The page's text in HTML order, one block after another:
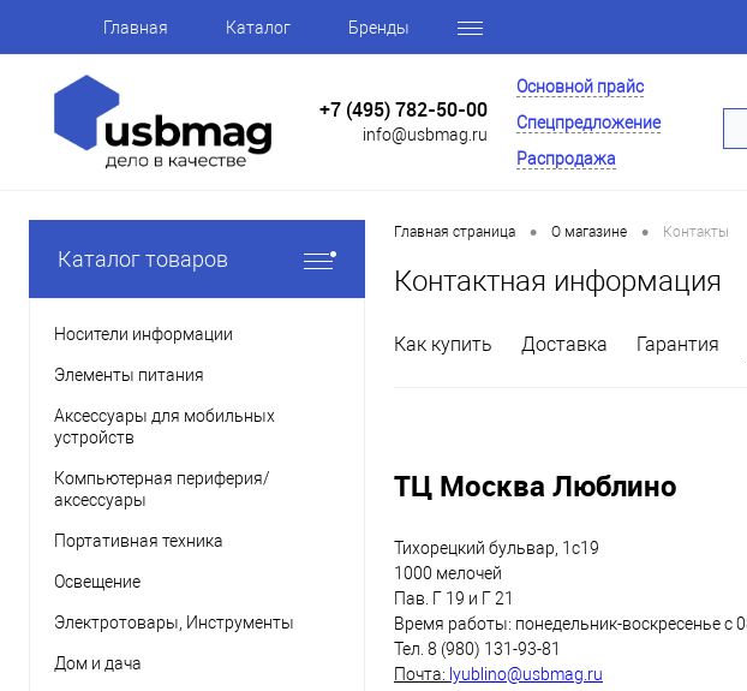
Главная Каталог Бренды
+7 (495) 782-50-00
info@usbmag.ru
Основной прайс
Спецпредложение
Распродажа
Каталог товаров
Носители информации
Элементы питания
Аксессуары для мобильных
устройств
Компьютерная периферия/
аксессуары
Портативная техника
Освещение
Электротовары, Инструменты
Дом и дача
Главная страница • О магазине • Контакты
Контактная информация
Как купить Доставка Гарантия
ТЦ Москва Люблино
Тихорецкий бульвар, 1с19
1000 мелочей
Пав. Г 19 и Г 21
Время работы: понедельник-воскресенье с
Тел. 8 (980) 131-93-81
Почта: lyublino@usbmag.ru